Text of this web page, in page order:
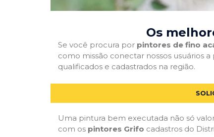
Os
Se você procura por pintores de fino
como missão conectar nossos usuários
qualificados e cadastrados na região.
Uma pintura bem executada não só
com os pintores Grifo cadastros do